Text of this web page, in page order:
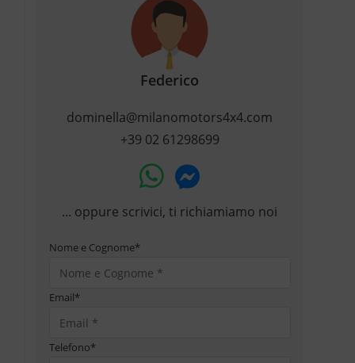
Federico
dominella@milanomotors4x4.com
+39 02 61298699
... oppure scrivici, ti richiamiamo noi
Nome e Cognome*
Email*
Telefono*